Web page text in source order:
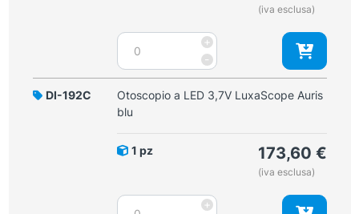
(iva esclusa)
-
Otoscopio
LED
3,7V
LuxaScope
quantità
+
DI-192C
Otoscopio a LED 3,7V LuxaScope Auris
blu
1 pz 173,60 €
(iva esclusa)
Otoscopio
+